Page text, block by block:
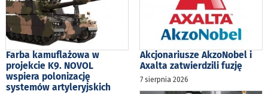
Farba kamuflażowa w
projekcie K9. NOVOL
wspiera polonizację
systemów artyleryjskich
Akcjonariusze AkzoNobel i
Axalta zatwierdzili fuzję
7 sierpnia 2026